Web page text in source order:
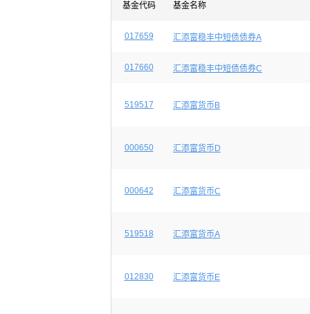
基金代码 基金名称
017659 汇添富稳丰中短债债券A
017660 汇添富稳丰中短债债券C
519517 汇添富货币B
000650 汇添富货币D
000642 汇添富货币C
519518 汇添富货币A
012830 汇添富货币E